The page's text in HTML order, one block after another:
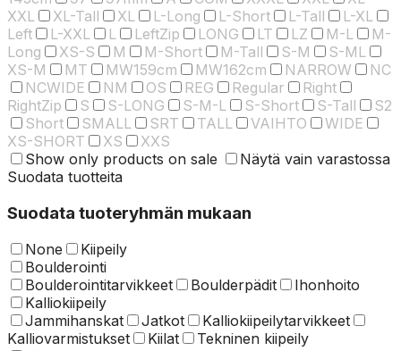
XXL
XL-Tall XL L-Long L-Short L-Tall
L-XL
Left
L-XXL L LeftZip LONG LT LZ M-L
M-
Long
XS-S M M-Short M-Tall S-M
S-ML
XS-M
MT MW159cm MW162cm NARROW
NC
NCWIDE
NM OS REG Regular
Right
RightZip
S S-LONG S-M-L S-Short S-Tall
S2
Short
SMALL SRT TALL VAIHTO
WIDE
XS-SHORT
XS
XXS
Show only products on sale
Näytä vain varastossa
Suodata tuotteita
Suodata tuoteryhmän mukaan
None
Kiipeily
Boulderointi
Boulderointitarvikkeet
Boulderpädit
Ihonhoito
Kalliokiipeily
Jammihanskat
Jatkot
Kalliokiipeilytarvikkeet
Kalliovarmistukset
Kiilat
Tekninen kiipeily